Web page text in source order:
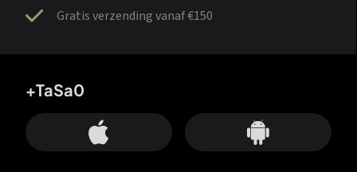
Gratis verzending vanaf €150
+TaSa0